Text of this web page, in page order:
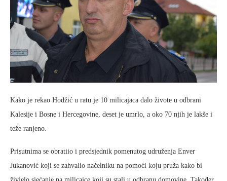
Kako je rekao Hodžić u ratu je 10 milicajaca dalo živote u odbrani
Kalesije i Bosne i Hercegovine, deset je umrlo, a oko 70 njih je lakše i
teže ranjeno.
Prisutnima se obratiio i predsjednik pomenutog udruženja Enver
Jukanović koji se zahvalio načelniku na pomoći koju pruža kako bi